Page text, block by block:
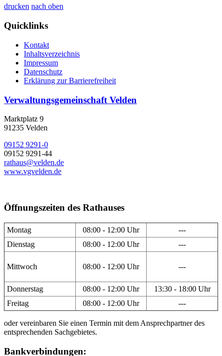
drucken nach oben
Quicklinks
Kontakt
Inhaltsverzeichnis
Impressum
Datenschutz
Erklärung zur Barrierefreiheit
Verwaltungsgemeinschaft Velden
Marktplatz 9
91235 Velden
09152 9291-0
09152 9291-44
rathaus@velden.de
www.vgvelden.de
Öffnungszeiten des Rathauses
Montag 08:00 - 12:00 Uhr
---
Dienstag
08:00 - 12:00 Uhr ---
Mittwoch 08:00 - 12:00 Uhr ---
Donnerstag 08:00 - 12:00 Uhr
13:30 - 18:00 Uhr
Freitag
08:00 - 12:00 Uhr ---
oder vereinbaren Sie einen Termin mit dem Ansprechpartner des
entsprechenden Sachgebietes.
Bankverbindungen: